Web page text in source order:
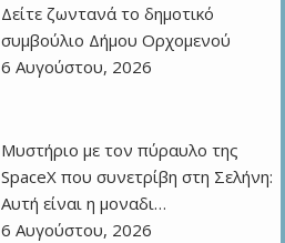
Δείτε ζωντανά το δημοτικό
συμβούλιο Δήμου Ορχομενού
6 Αυγούστου, 2026
Μυστήριο με τον πύραυλο της
SpaceX που συνετρίβη στη Σελήνη:
Αυτή είναι η μοναδι…
6 Αυγούστου, 2026